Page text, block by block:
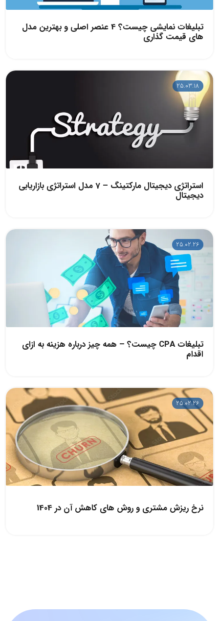
تبلیغات نمایشی چیست؟ 4 عنصر اصلی و بهترین مدل
های قیمت گذاری
25.03.18
استراتژی دیجیتال مارکتینگ – 7 مدل استراتژی بازاریابی
دیجیتال
25.02.26
تبلیغات CPA چیست؟ – همه چیز درباره هزینه به ازای
اقدام
25.02.26
نرخ ریزش مشتری و روش های کاهش آن در 1404